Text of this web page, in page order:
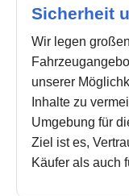
Sicherheit
Wir legen
unserer
Inhalte zu
Umgebung für
Ziel ist es,
Käufer als auch